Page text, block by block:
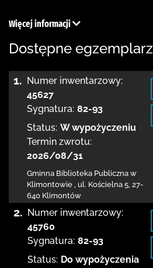
Więcej informacji
Dostępne
1. Numer inwentarzowy:
45627
Sygnatura: 82-93
Status: W wypożyczeniu
Termin zwrotu:
2026/08/31
Gminna Biblioteka Publiczna w
Klimontowie ul. Kościelna 5 27-
640 Klimontów
2. Numer inwentarzowy:
45760
Sygnatura: 82-93
Status: Do wypożyczenia